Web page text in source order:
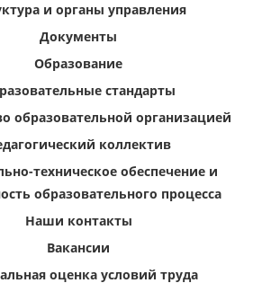
и органы управления
Документы
Образование
стандарты
образовательной организацией
коллектив
техническое обеспечение и
образовательного процесса
Наши контакты
Вакансии
оценка условий труда